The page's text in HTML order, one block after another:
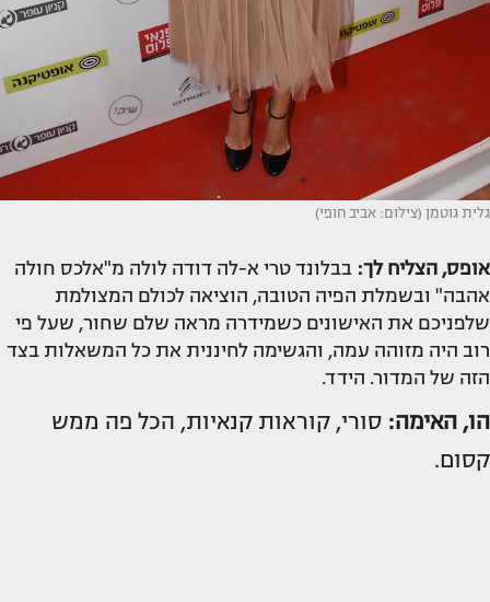
גלית גוטמן (צילום: אביב חופי)
אופס, הצליח לך: בבלונד טרי א-לה דודה לולה מ"אלכס חולה
אהבה" ובשמלת הפיה הטובה, הוציאה לכולם המצולמת
שלפניכם את האישונים כשמידרה מראה שלם שחור, שעל פי
רוב היה מזוהה עמה, והגשימה לחיננית את כל המשאלות בצד
הזה של המדור. הידד.
הו, האימה: סורי, קוראות קנאיות, הכל פה ממש
קסום.